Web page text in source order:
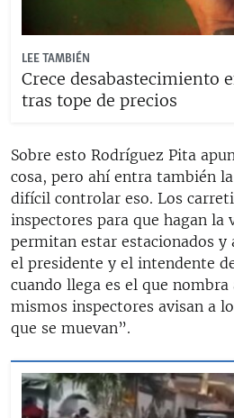
LEE TAMBIÉN
Crece desabastecimiento
tras tope de precios
Sobre esto Rodríguez Pita
cosa, pero ahí entra también
difícil controlar eso. Los
inspectores para que hagan la
permitan estar estacionados y
el presidente y el intendente
cuando llega es el que
mismos inspectores avisan a
que se muevan”.